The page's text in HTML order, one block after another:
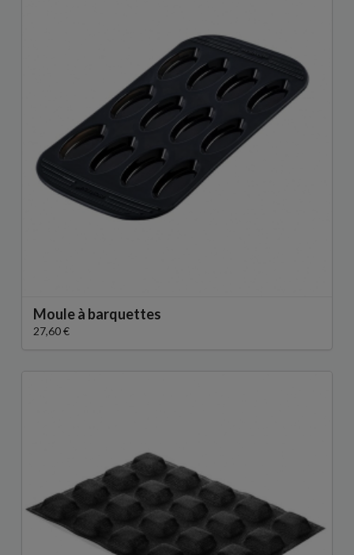
Moule à barquettes
27,60 €